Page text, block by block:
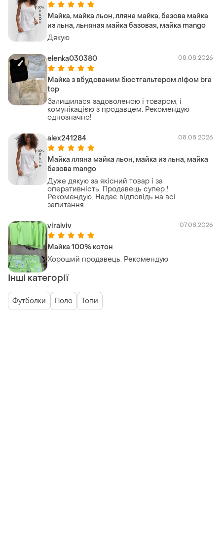
Майка, майка льон, лляна майка, базова майка
из льна, льняная майка базовая, майка mango
Дякую
elenka030380 08.08.2026
Майка з вбудованим бюстгальтером ліфом bra
top
Залишилася задоволеною і товаром, і
комунікацією з продавцем. Рекомендую
однозначно!
alex241284 08.08.2026
Майка лляна майка льон, майка из льна, майка
базова mango
Дуже дякую за якісний товар і за
оперативність. Продавець супер !
Рекомендую. Надає відповідь на всі
запитання.
viralviv 07.08.2026
Майка 100% котон
Хороший продавець. Рекомендую
Інші категорії
Футболки Поло Топи